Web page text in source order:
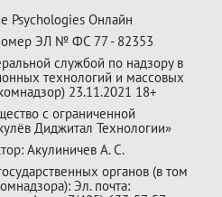
Psychologies Онлайн
ЭЛ № ФС 77 - 82353
службой по надзору в
технологий и массовых
23.11.2021 18+
с ограниченной
Диджитал Технологии»
Акулиничев А. С.
органов (в том
Эл. почта: